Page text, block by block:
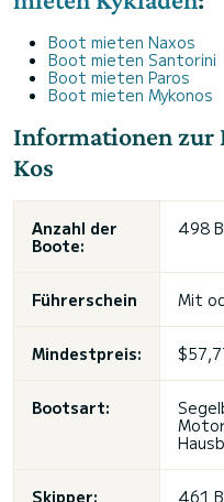
Boot mieten Naxos
Boot mieten Santorini
Boot mieten Paros
Boot mieten Mykonos
Informationen zur
Kos
Anzahl der
Boote:
498
Führerschein Mit
Mindestpreis:
Bootsart:
Skipper: 461